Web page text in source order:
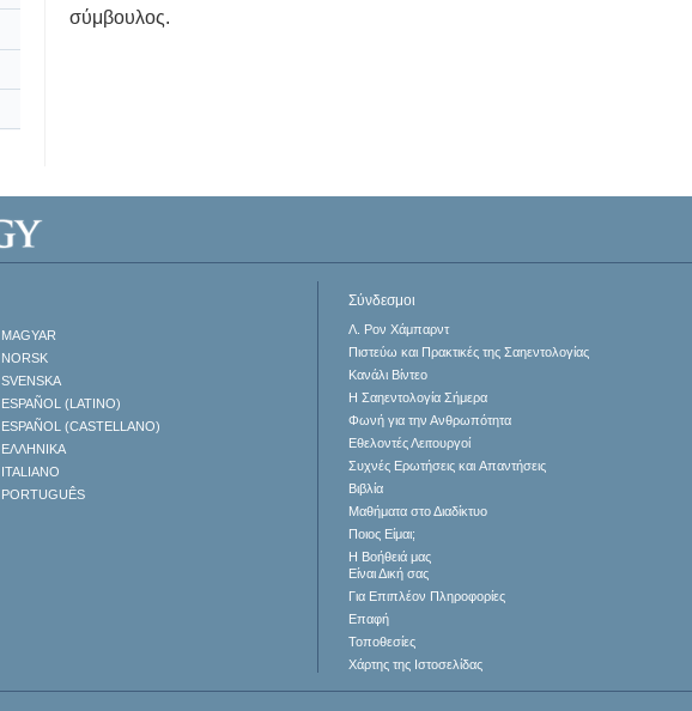
σύμβουλος.
MAGYAR
NORSK
SVENSKA
ESPAÑOL (LATINO)
ESPAÑOL (CASTELLANO)
ΕΛΛΗΝΙΚA
ITALIANO
PORTUGUÊS
Σύνδεσμοι
Λ. Ρον Χάμπαρντ
Πιστεύω και Πρακτικές της Σαηεντολογίας
Κανάλι Βίντεο
Η Σαηεντολογία Σήμερα
Φωνή για την Ανθρωπότητα
Εθελοντές Λειτουργοί
Συχνές Ερωτήσεις και Απαντήσεις
Βιβλία
Μαθήματα στο Διαδίκτυο
Ποιος Είμαι;
Η Βοήθειά μας
Είναι Δική σας
Για Επιπλέον Πληροφορίες
Επαφή
Τοποθεσίες
Χάρτης της Ιστοσελίδας